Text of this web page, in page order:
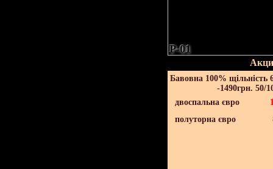
P-01
Бавовна 100% щільність
-1490грн. 50/
двоспальна євро
полуторна євро